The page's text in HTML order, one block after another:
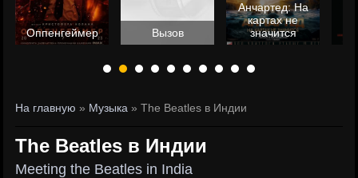
Оппенгеймер Вызов
Анчартед: На
картах не
значится
На главную » Музыка » The Beatles в Индии
The Beatles в Индии
Meeting the Beatles in India